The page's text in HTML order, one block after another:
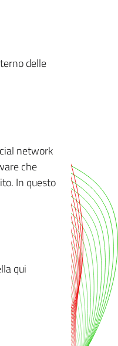
delle
network
che
In questo
qui